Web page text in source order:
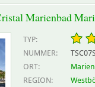
Marienbad
TYP:
NUMMER:
ORT:
REGION: